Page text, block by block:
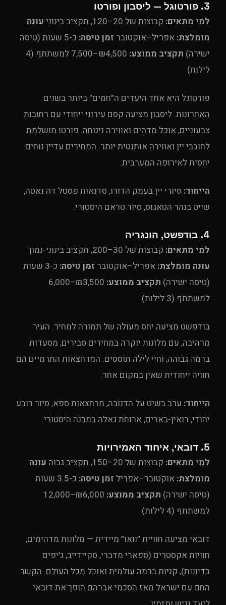
3. פורטוגל — ליסבון ופורטו
למי מתאים: קבוצות של 20–120, תקציב בינוני
עונה
מומלצת: אפריל–אוקטובר זמן טיסה:
כ-5 שעות (טיסה
ישירה) תקציב ממוצע:
₪4,500–7,500 למשתתף (4
לילות)
פורטוגל היא אחד היעדים ה״חמים״ ביותר בשנים
האחרונות. ליסבון מציעה קסם עירוני ייחודי עם רחובות
צבעוניים, אוכל מדהים ואווירה נינוחה. פורטו מושלמת
לחובבי יין ואווירה אותנטית יותר. המחירים עדיין נוחים
יחסית לאירופה המערבית.
הייחוד: סיורי יין בעמק הדורו, סדנאות פסטל דה נאטה,
שייט בנהר הטאגוס, סיור טראם היסטורי.
4. בודפשט, הונגריה
למי מתאים: קבוצות של 30–200, תקציב בינוני-נמוך
עונה מומלצת: אפריל–אוקטובר זמן טיסה:
כ-3 שעות
(טיסה ישירה) תקציב ממוצע:
₪3,500–6,000
למשתתף (3 לילות)
בודפשט מציעה יחס מעולה של תמורה למחיר. העיר
מרהיבה, עם מלונות יוקרה במחירים סבירים, מסעדות
ברמה גבוהה, וחיי לילה תוססים. המרחצאות התרמיים הם
חוויה ייחודית שאין במקום אחר.
הייחוד: ערב בשיט על הדנובה, מרחצאות ספא, סיור רובע
יהודי, רואין-בארים, ארוחת גאלה במבנה היסטורי.
5. דובאי, איחוד האמירויות
למי מתאים: קבוצות של 20–150, תקציב גבוה
עונה
מומלצת: אוקטובר–אפריל זמן טיסה:
כ-3.5 שעות
(טיסה ישירה) תקציב ממוצע:
₪6,000–12,000
למשתתף (4 לילות)
דובאי מציעה חוויית ״וואו״ מיידית — מלונות מדהימים,
חוויות אקסטרים (ספארי מדברי, סקיידייב, ג׳יפים
בדיונות), קניות ברמה עולמית ואוכל מכל העולם. הקשר
החם עם ישראל מאז הסכמי אברהם הופך את דובאי